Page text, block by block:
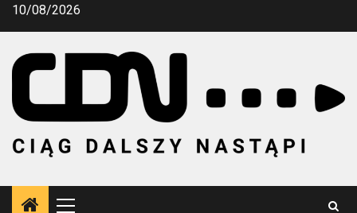
Przejdź
10/08/2026